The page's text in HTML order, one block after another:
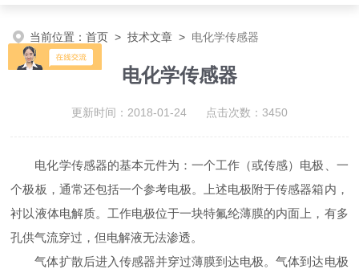
当前位置：首页 >技术文章 > 电化学传感器
电化学传感器
更新时间：2018-01-24 点击次数：3450
电化学传感器的基本元件为：一个工作（或传感）电极、一
个极板，通常还包括一个参考电极。上述电极附于传感器箱内，
衬以液体电解质。工作电极位于一块特氟纶薄膜的内面上，有多
孔供气流穿过，但电解液无法渗透。
气体扩散后进入传感器并穿过薄膜到达电极。气体到达电极